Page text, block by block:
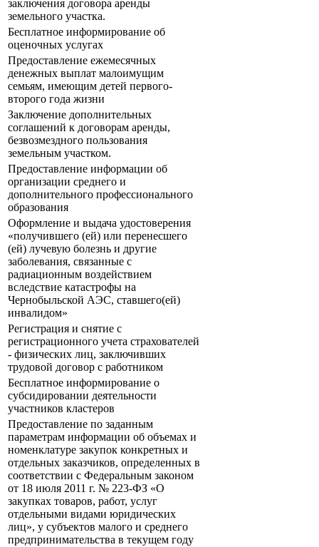
заключения договора аренды
земельного участка.
Бесплатное информирование об
оценочных услугах
Предоставление ежемесячных
денежных выплат малоимущим
семьям, имеющим детей первого-
второго года жизни
Заключение дополнительных
соглашений к договорам аренды,
безвозмездного пользования
земельным участком.
Предоставление информации об
организации среднего и
дополнительного профессионального
образования
Оформление и выдача удостоверения
«получившего (ей) или перенесшего
(ей) лучевую болезнь и другие
заболевания, связанные с
радиационным воздействием
вследствие катастрофы на
Чернобыльской АЭС, ставшего(ей)
инвалидом»
Регистрация и снятие с
регистрационного учета страхователей
- физических лиц, заключивших
трудовой договор с работником
Бесплатное информирование о
субсидировании деятельности
участников кластеров
Предоставление по заданным
параметрам информации об объемах и
номенклатуре закупок конкретных и
отдельных заказчиков, определенных в
соответствии с Федеральным законом
от 18 июля 2011 г. № 223-ФЗ «О
закупках товаров, работ, услуг
отдельными видами юридических
лиц», у субъектов малого и среднего
предпринимательства в текущем году